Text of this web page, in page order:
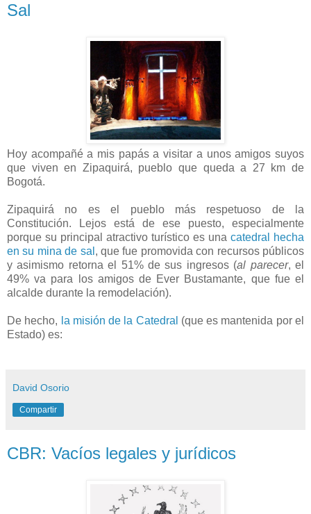
Sal
Hoy acompañé a mis papás a visitar a unos amigos suyos
que viven en Zipaquirá, pueblo que queda a 27 km de
Bogotá.
Zipaquirá no es el pueblo más respetuoso de la
Constitución. Lejos está de ese puesto, especialmente
porque su principal atractivo turístico es una catedral hecha
en su mina de sal , que fue promovida con recursos públicos
y asimismo retorna el 51% de sus ingresos (al parecer, el
49% va para los amigos de Ever Bustamante, que fue el
alcalde durante la remodelación).
De hecho, la misión de la Catedral (que es mantenida por el
Estado) es:
David Osorio
Compartir
CBR: Vacíos legales y jurídicos